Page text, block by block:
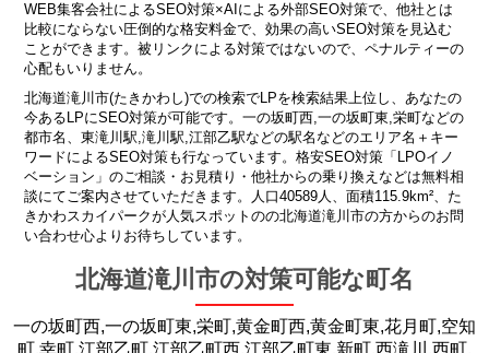
WEB集客会社によるSEO対策×AIによる外部SEO対策で、他社とは
比較にならない圧倒的な格安料金で、効果の高いSEO対策を見込む
ことができます。被リンクによる対策ではないので、ペナルティーの
心配もいりません。
北海道滝川市(たきかわし)での検索でLPを検索結果上位し、あなたの
今あるLPにSEO対策が可能です。一の坂町西,一の坂町東,栄町などの
都市名、東滝川駅,滝川駅,江部乙駅などの駅名などのエリア名＋キー
ワードによるSEO対策も行なっています。格安SEO対策「LPOイノ
ベーション」のご相談・お見積り・他社からの乗り換えなどは無料相
談にてご案内させていただきます。人口40589人、面積115.9km²、た
きかわスカイパークが人気スポットのの北海道滝川市の方からのお問
い合わせ心よりお待ちしています。
北海道滝川市の対策可能な町名
一の坂町西,一の坂町東,栄町,黄金町西,黄金町東,花月町,空知
町,幸町,江部乙町,江部乙町西,江部乙町東,新町,西滝川,西町,